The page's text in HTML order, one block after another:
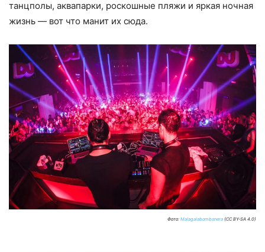
танцполы, аквапарки, роскошные пляжи и яркая ночная
жизнь — вот что манит их сюда.
Фото: Malagalabombonera (CC BY-SA 4.0)